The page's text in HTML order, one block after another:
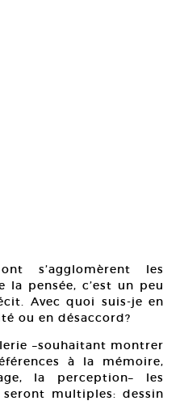
s’agglomèrent les
la pensée, c’est un peu
Avec quoi suis-je en
ou en désaccord?
–souhaitant montrer
à la mémoire,
la perception– les
multiples: dessin